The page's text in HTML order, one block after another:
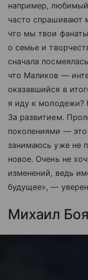
например,
часто спрашивают
что мы твои
о семье и
сначала
что Маликов —
оказавшийся в
я иду к молодежи?
За развитием.
поколениями —
занимаюсь уже не
новое. Очень не
изменений, ведь
будущее», —
Михаил